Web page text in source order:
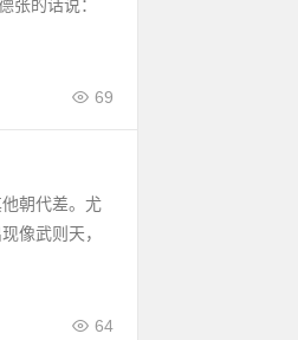
张的话说：
69
朝代差。尤
像武则天，
64